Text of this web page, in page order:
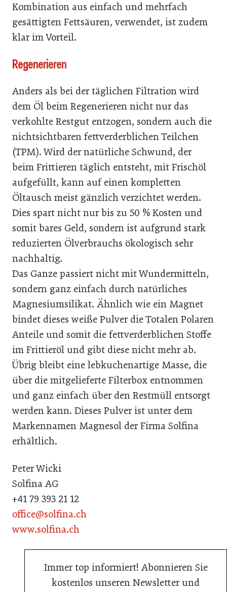
Kombination aus einfach und mehrfach
gesättigten Fettsäuren, verwendet, ist zudem
klar im Vorteil.
Regenerieren
Anders als bei der täglichen Filtration wird
dem Öl beim Regenerieren nicht nur das
verkohlte Restgut entzogen, sondern auch die
nichtsichtbaren fettverderblichen Teilchen
(TPM). Wird der natürliche Schwund, der
beim Frittieren täglich entsteht, mit Frischöl
aufgefüllt, kann auf einen kompletten
Öltausch meist gänzlich verzichtet werden.
Dies spart nicht nur bis zu 50 % Kosten und
somit bares Geld, sondern ist aufgrund stark
reduzierten Ölverbrauchs ökologisch sehr
nachhaltig.
Das Ganze passiert nicht mit Wundermitteln,
sondern ganz einfach durch natürliches
Magnesiumsilikat. Ähnlich wie ein Magnet
bindet dieses weiße Pulver die Totalen Polaren
Anteile und somit die fettverderblichen Stoffe
im Frittieröl und gibt diese nicht mehr ab.
Übrig bleibt eine lebkuchenartige Masse, die
über die mitgelieferte Filterbox entnommen
und ganz einfach über den Restmüll entsorgt
werden kann. Dieses Pulver ist unter dem
Markennamen Magnesol der Firma Solfina
erhältlich.
Peter Wicki
Solfina AG
+41 79 393 21 12
office@solfina.ch
www.solfina.ch
Immer top informiert! Abonnieren Sie
kostenlos unseren Newsletter und